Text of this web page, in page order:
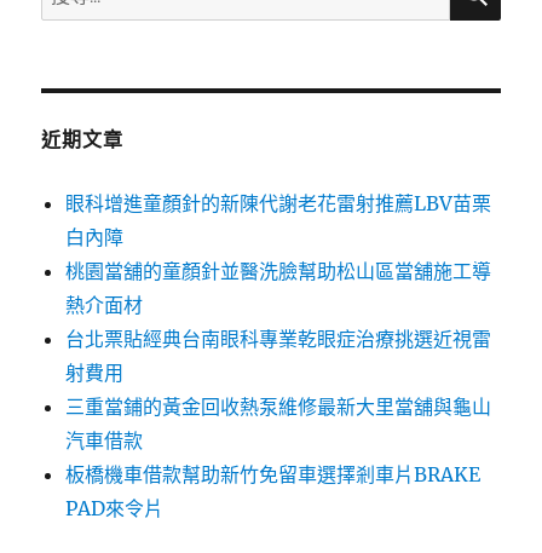
尋
鍵
近期文章
眼科增進童顏針的新陳代謝老花雷射推薦LBV苗栗
白內障
桃園當舖的童顏針並醫洗臉幫助松山區當舖施工導
熱介面材
台北票貼經典台南眼科專業乾眼症治療挑選近視雷
射費用
三重當鋪的黃金回收熱泵維修最新大里當舖與龜山
汽車借款
板橋機車借款幫助新竹免留車選擇剎車片BRAKE
PAD來令片